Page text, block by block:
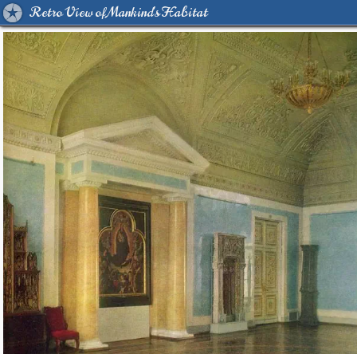
Retro View of Mankind's Habitat